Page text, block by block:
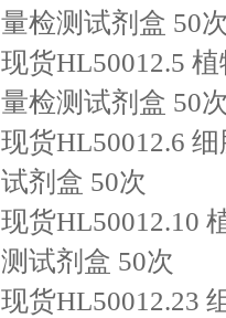
量检测试剂盒 50
现货HL50012.5 植
量检测试剂盒 50
现货HL50012.6 细
试剂盒 50次
现货HL50012.10
测试剂盒 50次
现货HL50012.23